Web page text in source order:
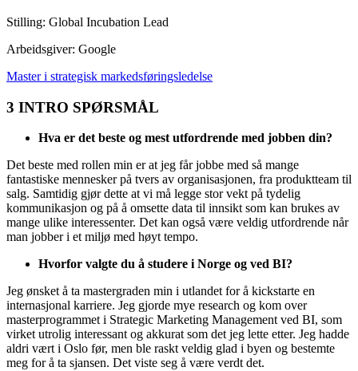
Stilling: Global Incubation Lead
Arbeidsgiver: Google
Master i strategisk markedsføringsledelse
3 INTRO SPØRSMÅL
Hva er det beste og mest utfordrende med jobben din?
Det beste med rollen min er at jeg får jobbe med så mange
fantastiske mennesker på tvers av organisasjonen, fra produktteam til
salg. Samtidig gjør dette at vi må legge stor vekt på tydelig
kommunikasjon og på å omsette data til innsikt som kan brukes av
mange ulike interessenter. Det kan også være veldig utfordrende når
man jobber i et miljø med høyt tempo.
Hvorfor valgte du å studere i Norge og ved BI?
Jeg ønsket å ta mastergraden min i utlandet for å kickstarte en
internasjonal karriere. Jeg gjorde mye research og kom over
masterprogrammet i Strategic Marketing Management ved BI, som
virket utrolig interessant og akkurat som det jeg lette etter. Jeg hadde
aldri vært i Oslo før, men ble raskt veldig glad i byen og bestemte
meg for å ta sjansen. Det viste seg å være verdt det.